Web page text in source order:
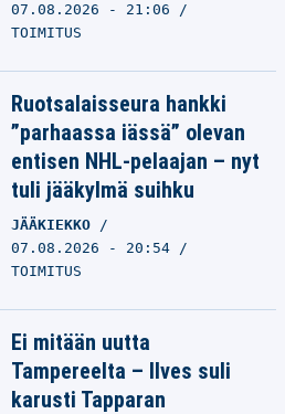
07.08.2026 - 21:06
TOIMITUS
Ruotsalaisseura hankki
”parhaassa iässä” olevan
entisen NHL-pelaajan – nyt
tuli jääkylmä suihku
JÄÄKIEKKO
07.08.2026 - 20:54
TOIMITUS
Ei mitään uutta
Tampereelta – Ilves suli
karusti Tapparan